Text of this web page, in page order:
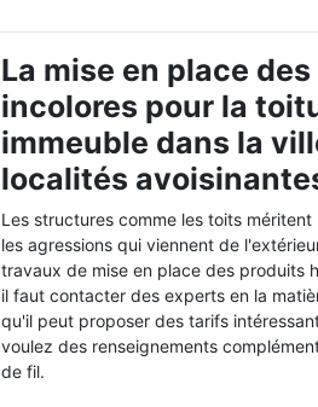
La mise en place
incolores pour la
immeuble dans la
localités
Les structures comme les toits
les agressions qui viennent de
travaux de mise en place des produits
il faut contacter des experts en la
qu'il peut proposer des tarifs
voulez des renseignements
de fil.